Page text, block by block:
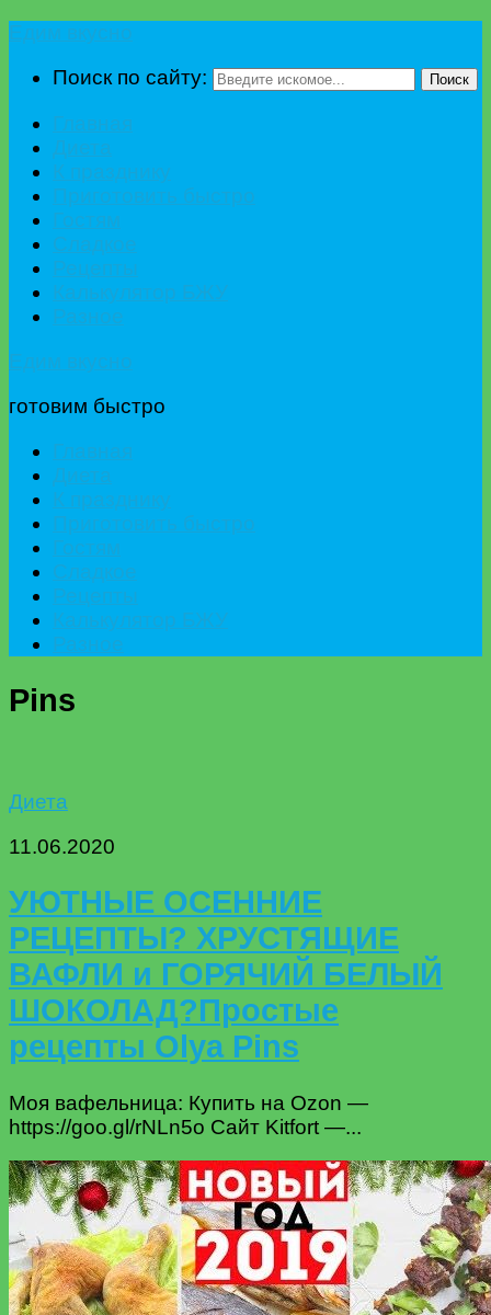
Поиск по сайту:
Поиск
готовим быстро
Pins
Диета
11.06.2020
УЮТНЫЕ ОСЕННИЕ
РЕЦЕПТЫ? ХРУСТЯЩИЕ
ВАФЛИ и ГОРЯЧИЙ БЕЛЫЙ
ШОКОЛАД?Простые
рецепты Olya Pins
Моя вафельница: Купить на Ozon —
https://goo.gl/rNLn5o Сайт Kitfort —...